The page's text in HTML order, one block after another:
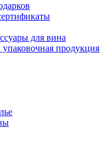
для вина
продукция